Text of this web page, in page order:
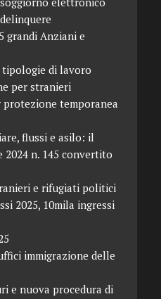
grandi Anziani e
tipologie di lavoro
per stranieri
protezione temporanea
flussi e asilo: il
n. 145 convertito
e rifugiati politici
2025, 10mila ingressi
immigrazione delle
e nuova procedura di